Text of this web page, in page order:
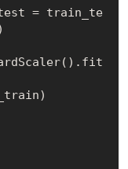
= train_te